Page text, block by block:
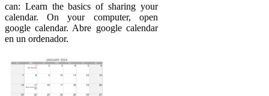
can: Learn the basics of sharing your
calendar. On your computer, open
google calendar. Abre google calendar
en un ordenador.